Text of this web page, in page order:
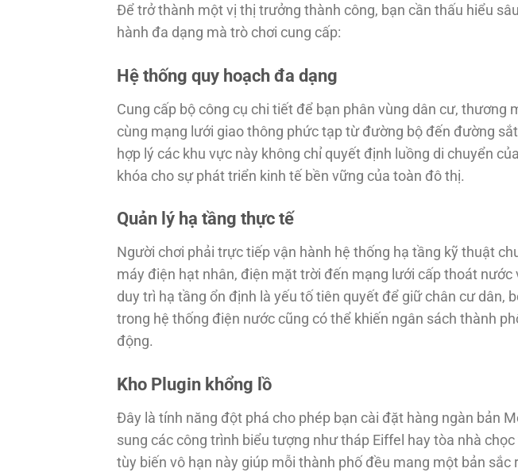
Để trở thành một vị thị trưởng thành công, bạn cần thấu hiểu
hành đa dạng mà trò chơi cung cấp:
Hệ thống quy hoạch đa dạng
Cung cấp bộ công cụ chi tiết để bạn phân vùng dân cư, thương
cùng mạng lưới giao thông phức tạp từ đường bộ đến đường
hợp lý các khu vực này không chỉ quyết định luồng di chuyển
khóa cho sự phát triển kinh tế bền vững của toàn đô thị.
Quản lý hạ tầng thực tế
Người chơi phải trực tiếp vận hành hệ thống hạ tầng kỹ thuật
máy điện hạt nhân, điện mặt trời đến mạng lưới cấp thoát nước
duy trì hạ tầng ổn định là yếu tố tiên quyết để giữ chân cư dân,
trong hệ thống điện nước cũng có thể khiến ngân sách thành
động.
Kho Plugin khổng lồ
Đây là tính năng đột phá cho phép bạn cài đặt hàng ngàn bản
sung các công trình biểu tượng như tháp Eiffel hay tòa nhà
tùy biến vô hạn này giúp mỗi thành phố đều mang một bản sắc